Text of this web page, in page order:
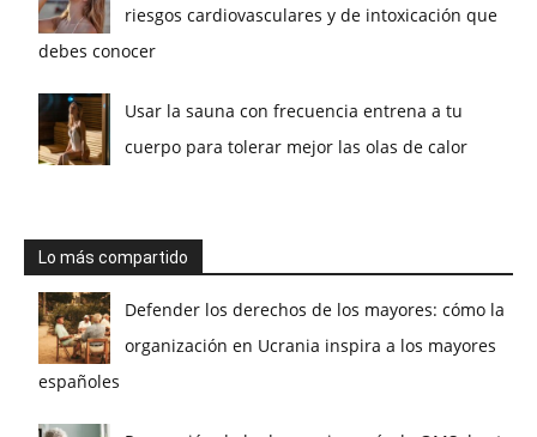
riesgos cardiovasculares y de intoxicación que
debes conocer
Usar la sauna con frecuencia entrena a tu
cuerpo para tolerar mejor las olas de calor
Lo más compartido
Defender los derechos de los mayores: cómo la
organización en Ucrania inspira a los mayores
españoles